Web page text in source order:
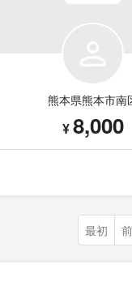
熊本県熊本市南
¥8,000
最初